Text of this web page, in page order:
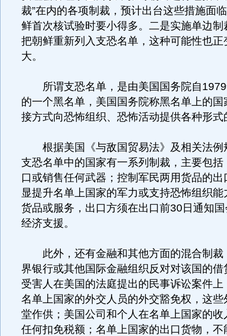
裁”在内的各项制裁，预计出台这些措施面
鲜首次核试验时要小得多。二是实施单边制
把朝鲜重新列入支恐名单，这种可能性也正
大。
所谓支恐名单，是由美国国务院自1979
的一个黑名单，美国国务院称黑名单上的国
接方式向恐怖组织、恐怖活动提供各种形式
根据美国《与敌国贸易法》及相关法例
支恐名单中的国家有一系列制裁，主要包括
口或销售任何武器；控制军民两用货品的
显提升名单上国家的军力或支持恐怖组织
货品或服务，出口方须在出口前30日通知
经济支援。
此外，还有金融和其他方面的混合制裁
界银行或其他国际金融组织反对对该国的借
受害人在美国的法庭提出的民事诉讼案件上
名单上国家的外交人员的外交豁免权，这些
堂作供；美国公司和个人在名单上国家的收
任何扣免税额；名单上国家的出口货物，不